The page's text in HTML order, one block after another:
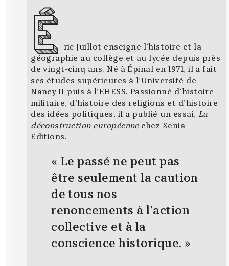
É ric Juillot enseigne l’histoire et la
géographie au collège et au lycée depuis près
de vingt-cinq ans. Né à Épinal en 1971, il a fait
ses études supérieures à l’Université de
Nancy II puis à l’EHESS. Passionné d’histoire
militaire, d’histoire des religions et d’histoire
des idées politiques, il a publié un essai, La
déconstruction européennechez Xenia
Editions.
« Le passé ne peut pas
être seulement la caution
de tous nos
renoncements à l’action
collective et à la
conscience historique. »